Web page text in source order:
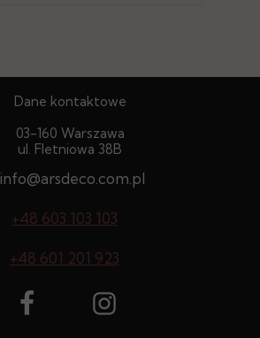
Dane kontaktowe
03-160 Warszawa
ul. Fletniowa 38B
+48 603 103 103
info@arsdeco.com.pl
+48 601 201 923